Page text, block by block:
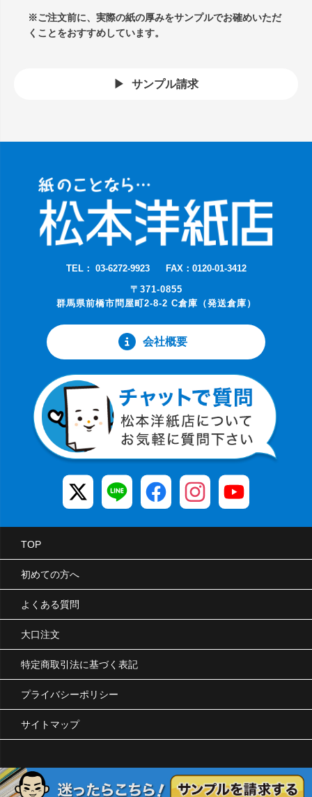
※ご注文前に、実際の紙の厚みをサンプルでお確めいただ
くことをおすすめしています。
サンプル請求
TEL： 03-6272-9923
FAX：0120-01-3412
〒371-0855
群馬県前橋市問屋町2-8-2 C倉庫（発送倉庫）
会社概要
TOP
初めての方へ
よくある質問
大口注文
特定商取引法に基づく表記
プライバシーポリシー
サイトマップ